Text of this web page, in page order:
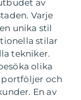
av
Varje
unika stil
stilar
tekniker.
olika
portföljer och
En av